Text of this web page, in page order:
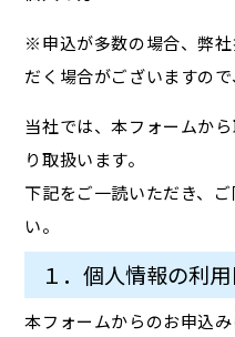
※申込が多数の場合、弊
だく場合がございますので
当社では、本フォームか
り取扱います。
下記をご一読いただき、
い。
１．個人情報の利
本フォームからのお申込